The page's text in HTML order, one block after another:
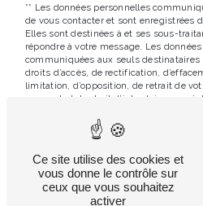
** Les données personnelles
de vous contacter et sont enregistrées
Elles sont destinées à et ses sous-
répondre à votre message. Les
communiquées aux seuls
droits d’accès, de rectification,
limitation, d’opposition, de retrait de
moment et du droit d’introduire une
de contrôle, ainsi que d’organiser le
Vous pouvez exercer ces droits par
courrier électronique à l'adresse . Un
être demandé. Nous conservons vos
prise de contact puis pendant la
probatoires et de gestion des
inscrire sur la liste d'opposition au
disponible à cette adresse:
Ce site utilise des cookies et
vous donne le contrôle sur
ceux que vous souhaitez
activer